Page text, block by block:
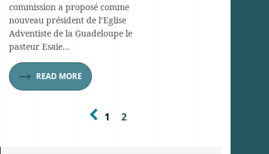
commission a proposé comme
nouveau président de l’Eglise
Adventiste de la Guadeloupe le
pasteur Esaie…
READ MORE
1 2